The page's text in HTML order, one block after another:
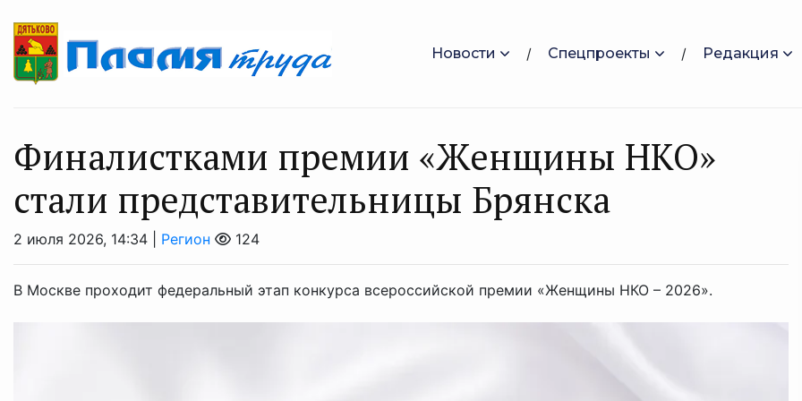
Новости Спецпроекты Редакция
Финалистками премии «Женщины НКО»
стали представительницы Брянска
2 июля 2026, 14:34 | Регион 124
В Москве проходит федеральный этап конкурса всероссийской премии «Женщины НКО – 2026».